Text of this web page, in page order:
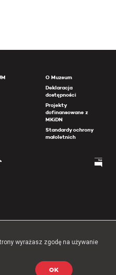
O Muzeum
Deklaracja
dostępności
Projekty
dofinansowane z
MKiDN
Standardy ochrony
małoletnich
Warszawskiego
wyrażasz zgodę na używanie
OK